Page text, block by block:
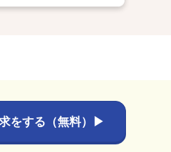
をする（無料）▶